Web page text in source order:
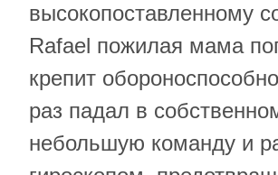
высокопоставленному
Rafael пожилая мама
крепит
раз падал в
небольшую команду и